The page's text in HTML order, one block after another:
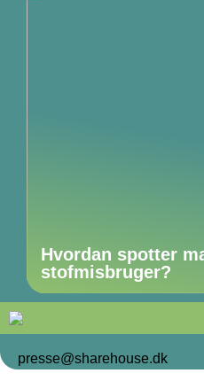
Hvordan spotter
stofmisbruger?
presse@sharehouse.dk